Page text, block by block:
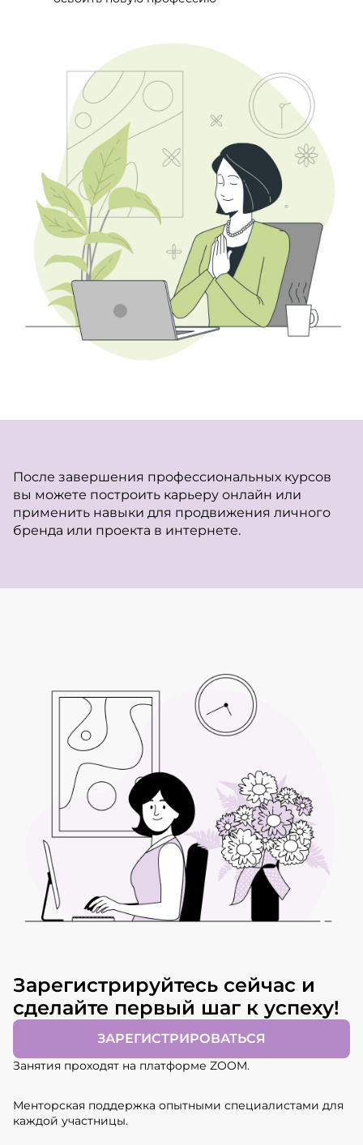
После завершения профессиональных курсов
вы можете построить карьеру онлайн или
применить навыки для продвижения личного
бренда или проекта в интернете.
Зарегистрируйтесь сейчас и
сделайте первый шаг к успеху!
ЗАРЕГИСТРИРОВАТЬСЯ
Занятия проходят на платформе ZOOM.
Менторская поддержка опытными специалистами для
каждой участницы.